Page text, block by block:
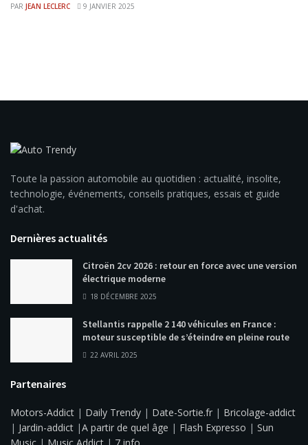
PAR JEAN LECLERC 9 JANVIER 2025
Toute la passion automobile au quotidien : actualité, insolite,
technologie, événements, conseils pratiques, essais et guide
d'achat.
Dernières actualités
Citroën 2cv 2026 : retour en force avec une version
électrique moderne
18 DÉCEMBRE 2025
Stellantis rappelle 2 140 véhicules en France :
moteur susceptible de s’éteindre en pleine route
22 AVRIL 2025
Partenaires
Motors-Addict | Daily Trendy | Date-Sortie.fr | Bricolage-addict
| Jardin-addict |A partir de quel âge | Flash Expresso | Sun